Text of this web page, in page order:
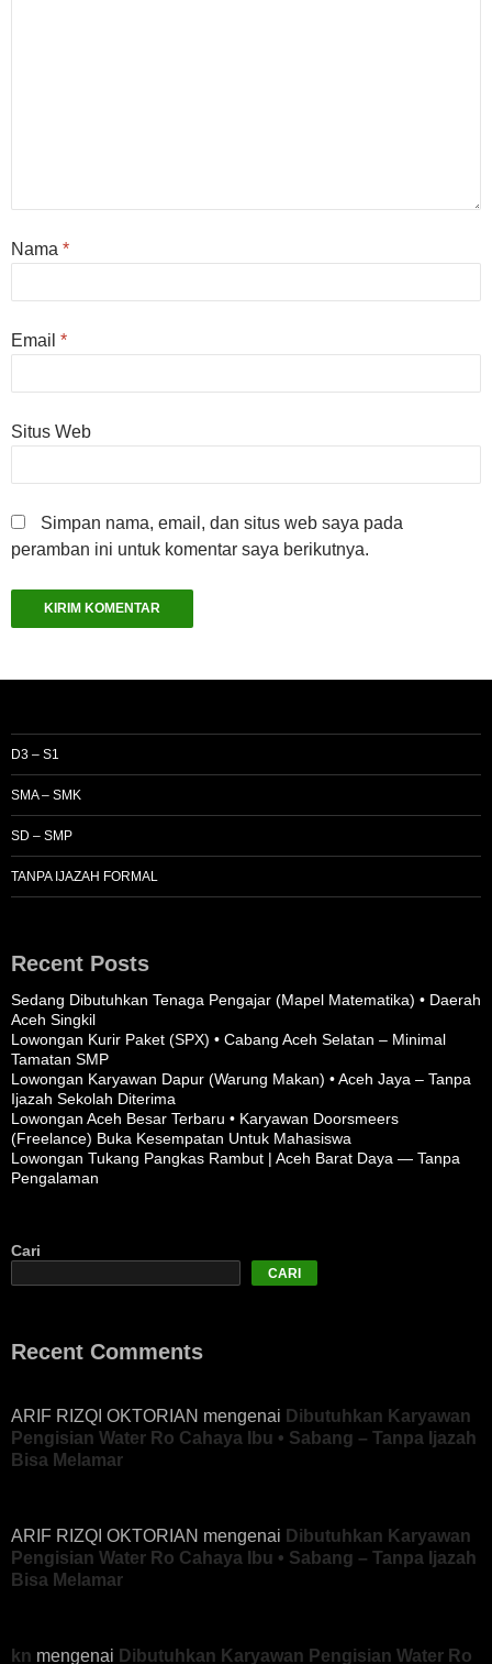
Nama *
Email *
Situs Web
Simpan nama, email, dan situs web saya pada
peramban ini untuk komentar saya berikutnya.
D3 – S1
SMA – SMK
SD – SMP
TANPA IJAZAH FORMAL
Recent Posts
Sedang Dibutuhkan Tenaga Pengajar (Mapel Matematika) • Daerah
Aceh Singkil
Lowongan Kurir Paket (SPX) • Cabang Aceh Selatan – Minimal
Tamatan SMP
Lowongan Karyawan Dapur (Warung Makan) • Aceh Jaya – Tanpa
Ijazah Sekolah Diterima
Lowongan Aceh Besar Terbaru • Karyawan Doorsmeers
(Freelance) Buka Kesempatan Untuk Mahasiswa
Lowongan Tukang Pangkas Rambut | Aceh Barat Daya — Tanpa
Pengalaman
Cari
CARI
Recent Comments
ARIF RIZQI OKTORIAN mengenai Dibutuhkan Karyawan
Pengisian Water Ro Cahaya Ibu • Sabang – Tanpa Ijazah
Bisa Melamar
ARIF RIZQI OKTORIAN mengenai Dibutuhkan Karyawan
Pengisian Water Ro Cahaya Ibu • Sabang – Tanpa Ijazah
Bisa Melamar
kn mengenai Dibutuhkan Karyawan Pengisian Water Ro